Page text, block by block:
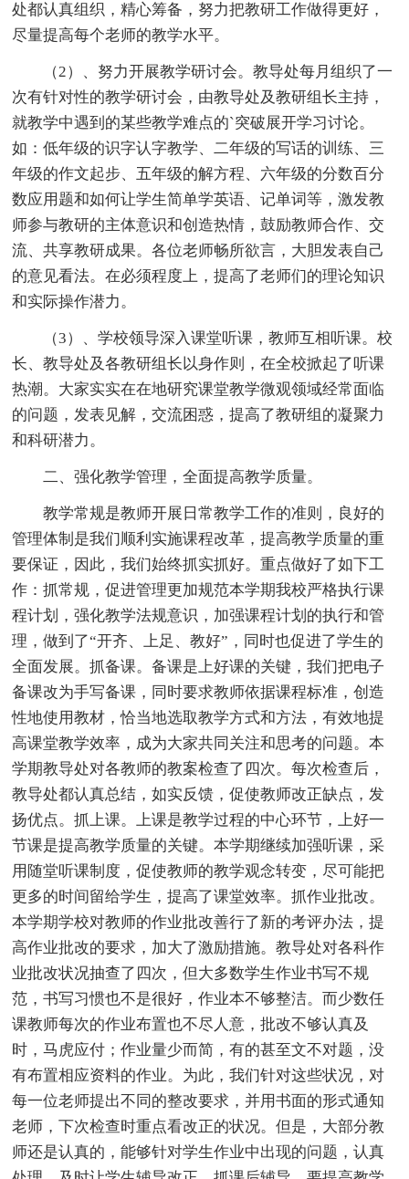
处都认真组织，精心筹备，努力把教研工作做得更好，
尽量提高每个老师的教学水平。
（2）、努力开展教学研讨会。教导处每月组织了一
次有针对性的教学研讨会，由教导处及教研组长主持，
就教学中遇到的某些教学难点的`突破展开学习讨论。
如：低年级的识字认字教学、二年级的写话的训练、三
年级的作文起步、五年级的解方程、六年级的分数百分
数应用题和如何让学生简单学英语、记单词等，激发教
师参与教研的主体意识和创造热情，鼓励教师合作、交
流、共享教研成果。各位老师畅所欲言，大胆发表自己
的意见看法。在必须程度上，提高了老师们的理论知识
和实际操作潜力。
（3）、学校领导深入课堂听课，教师互相听课。校
长、教导处及各教研组长以身作则，在全校掀起了听课
热潮。大家实实在在地研究课堂教学微观领域经常面临
的问题，发表见解，交流困惑，提高了教研组的凝聚力
和科研潜力。
二、强化教学管理，全面提高教学质量。
教学常规是教师开展日常教学工作的准则，良好的
管理体制是我们顺利实施课程改革，提高教学质量的重
要保证，因此，我们始终抓实抓好。重点做好了如下工
作：抓常规，促进管理更加规范本学期我校严格执行课
程计划，强化教学法规意识，加强课程计划的执行和管
理，做到了“开齐、上足、教好”，同时也促进了学生的
全面发展。抓备课。备课是上好课的关键，我们把电子
备课改为手写备课，同时要求教师依据课程标准，创造
性地使用教材，恰当地选取教学方式和方法，有效地提
高课堂教学效率，成为大家共同关注和思考的问题。本
学期教导处对各教师的教案检查了四次。每次检查后，
教导处都认真总结，如实反馈，促使教师改正缺点，发
扬优点。抓上课。上课是教学过程的中心环节，上好一
节课是提高教学质量的关键。本学期继续加强听课，采
用随堂听课制度，促使教师的教学观念转变，尽可能把
更多的时间留给学生，提高了课堂效率。抓作业批改。
本学期学校对教师的作业批改善行了新的考评办法，提
高作业批改的要求，加大了激励措施。教导处对各科作
业批改状况抽查了四次，但大多数学生作业书写不规
范，书写习惯也不是很好，作业本不够整洁。而少数任
课教师每次的作业布置也不尽人意，批改不够认真及
时，马虎应付；作业量少而简，有的甚至文不对题，没
有布置相应资料的作业。为此，我们针对这些状况，对
每一位老师提出不同的整改要求，并用书面的形式通知
老师，下次检查时重点看改正的状况。但是，大部分教
师还是认真的，能够针对学生作业中出现的问题，认真